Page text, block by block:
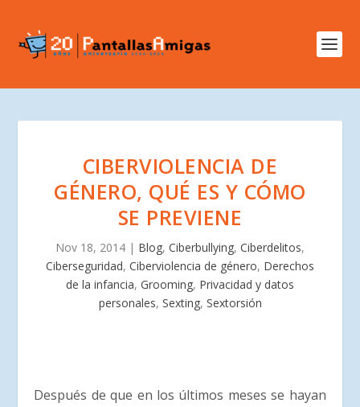
CIBERVIOLENCIA DE
GÉNERO, QUÉ ES Y CÓMO
SE PREVIENE
Nov 18, 2014 | Blog, Ciberbullying, Ciberdelitos,
Ciberseguridad, Ciberviolencia de género, Derechos
de la infancia, Grooming, Privacidad y datos
personales, Sexting, Sextorsión
Después de que en los últimos meses se hayan